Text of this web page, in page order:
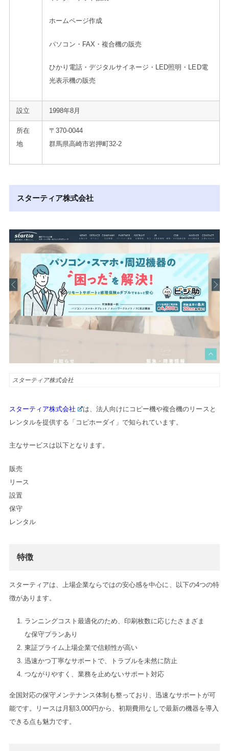
ホームページ作成
パソコン・FAX・複合機の販売
ひかり電話・デジタルサイネージ・LED照明・LED電
光表示機の販売
設立 1998年8月
所在
地
〒370-0044
群馬県高崎市岩押町32-2
スターティア株式会社
スターティア株式会社
スターティア株式会社
は、法人向けにコピー機や複合機のリースと
レンタルを提供する「コピホーダイ」で知られています。
主なサービスは以下となります。
販売
リース
設置
保守
レンタル
特徴
スターティアは、上場企業ならではの安心感を中心に、以下の4つの特
徴があります。
ランニングコスト最適化のため、印刷枚数に応じたさまざま
な保守プランあり
東証プライム上場企業で信頼性が高い
迅速かつ丁寧なサポートで、トラブルを未然に防止
つながりやすく、業務を止めないサポート対応
全国対応の保守メンテナンス体制も整っており、迅速なサポートが可
能です。リースは月額3,000円から、初期費用なしで最新の機器を導入
できる点も魅力です。